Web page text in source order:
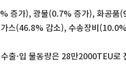
증가), 광물(0.7% 증가), 화공
스(46.8% 감소), 수송장비
출·입 물동량은 28만2000TEU